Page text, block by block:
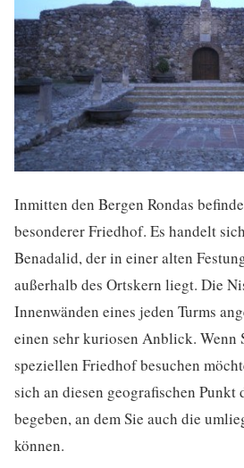
Inmitten den Bergen Rondas
besonderer Friedhof. Es handelt
Benadalid, der in einer alten
außerhalb des Ortskern liegt. Die
Innenwänden eines jeden Turms
einen sehr kuriosen Anblick. Wenn
speziellen Friedhof besuchen
sich an diesen geografischen Punkt
begeben, an dem Sie auch die
können.